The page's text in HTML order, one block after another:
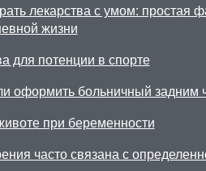
лекарства с умом: простая
жизни
для потенции в спорте
оформить больничный задним
при беременности
часто связана с